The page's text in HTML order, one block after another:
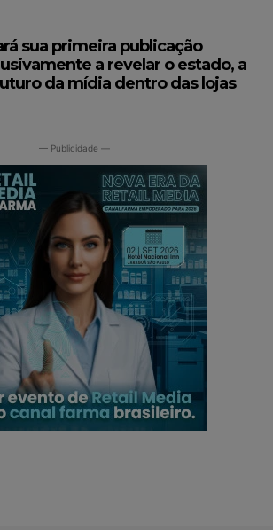
sua primeira publicação
a revelar o estado, a
da mídia dentro das lojas
— Publicidade —